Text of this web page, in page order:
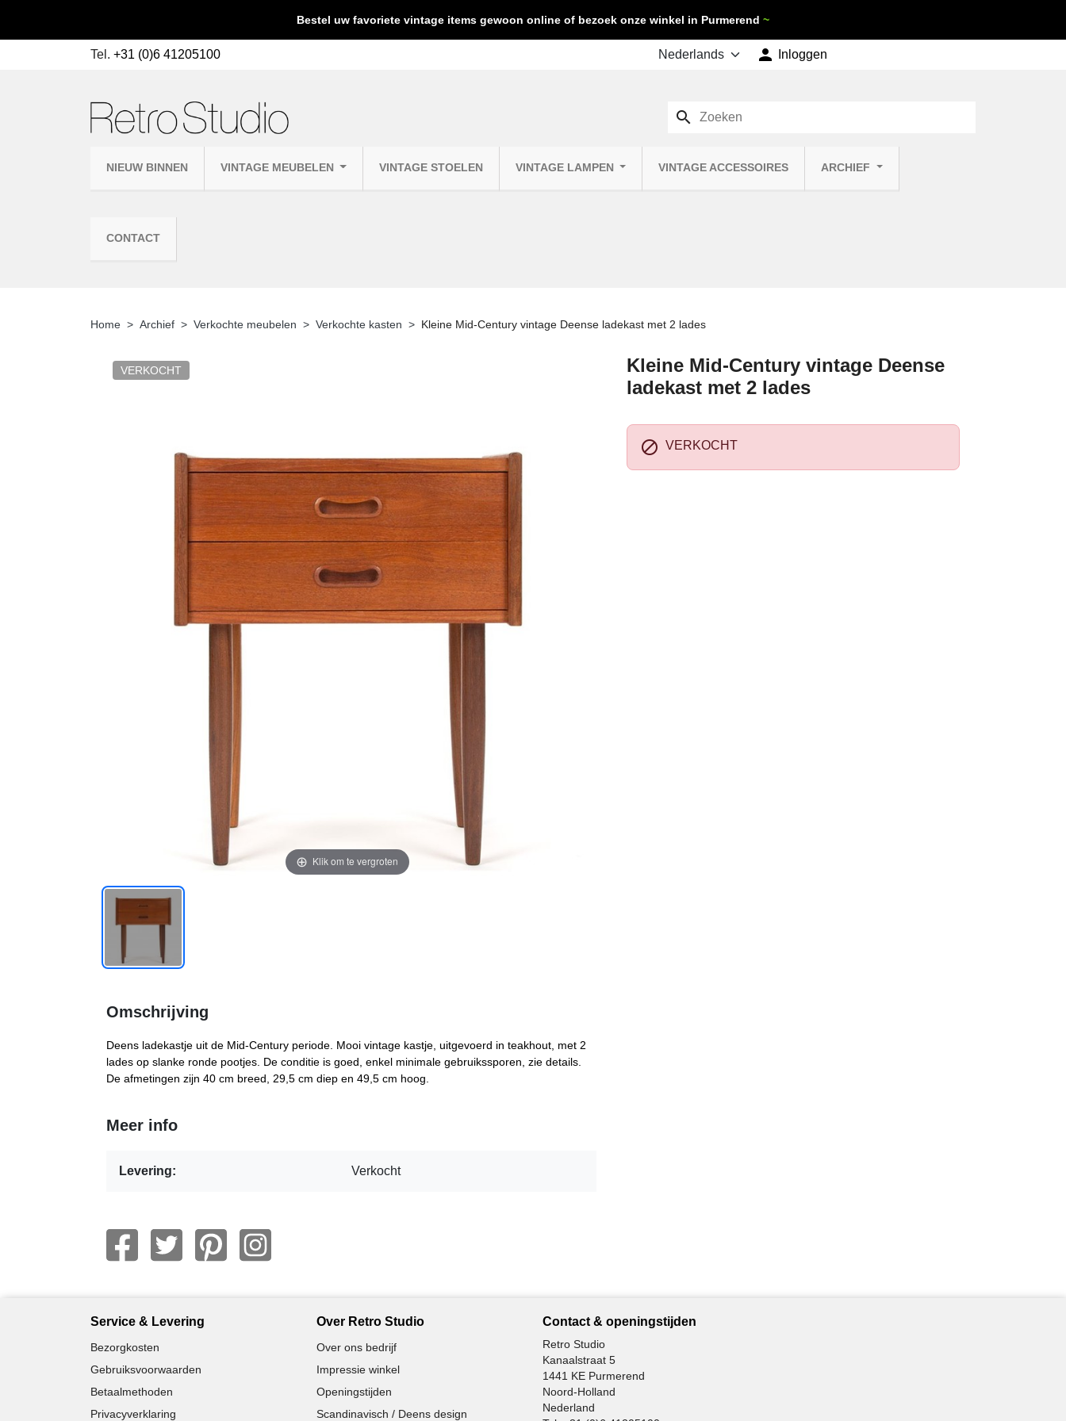
Bestel uw favoriete vintage items gewoon online of bezoek onze winkel in Purmerend ~
Tel. +31 (0)6 41205100  Inloggen
NIEUW BINNEN VINTAGE MEUBELEN VINTAGE STOELEN VINTAGE LAMPEN VINTAGE ACCESSOIRES ARCHIEF
CONTACT
search
Home Archief Verkochte meubelen Verkochte kasten Kleine Mid-Century vintage Deense ladekast met 2 lades
VERKOCHT
Klik om te vergroten
Kleine Mid-Century vintage Deense
ladekast met 2 lades
 VERKOCHT
Omschrijving
Deens ladekastje uit de Mid-Century periode. Mooi vintage kastje, uitgevoerd in teakhout, met 2
lades op slanke ronde pootjes. De conditie is goed, enkel minimale gebruikssporen, zie details.
De afmetingen zijn 40 cm breed, 29,5 cm diep en 49,5 cm hoog.
Meer info
Levering: Verkocht
Service & Levering
Bezorgkosten
Gebruiksvoorwaarden
Betaalmethoden
Privacyverklaring
Over Retro Studio
Over ons bedrijf
Impressie winkel
Openingstijden
Scandinavisch / Deens design
Contact & openingstijden
Retro Studio
Kanaalstraat 5
1441 KE Purmerend
Noord-Holland
Nederland